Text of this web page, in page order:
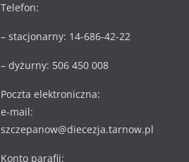
Telefon:
– stacjonarny: 14-686-42-22
– dyżurny: 506 450 008
Poczta elektroniczna:
e-mail:
szczepanow@diecezja.tarnow.pl
Konto parafii: